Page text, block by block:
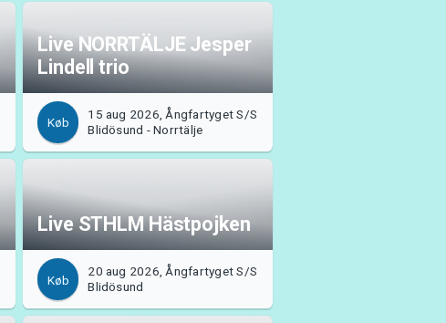
Live NORRTÄLJE Jesper
Lindell trio
Køb
15 aug 2026, Ångfartyget S/S
Blidösund - Norrtälje
Live STHLM Hästpojken
Køb
20 aug 2026, Ångfartyget S/S
Blidösund